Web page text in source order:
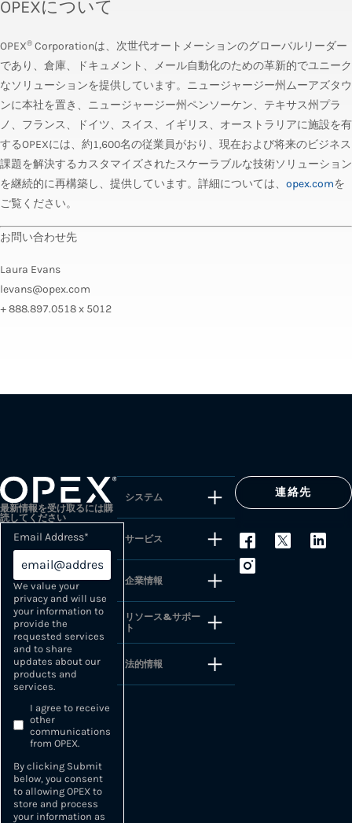
OPEXについて
OPEX® Corporationは、次世代オートメーションのグローバルリーダー
であり、倉庫、ドキュメント、メール自動化のための革新的でユニーク
なソリューションを提供しています。ニュージャージー州ムーアズタウ
ンに本社を置き、ニュージャージー州ペンソーケン、テキサス州プラ
ノ、フランス、ドイツ、スイス、イギリス、オーストラリアに施設を有
するOPEXには、約1,600名の従業員がおり、現在および将来のビジネス
課題を解決するカスタマイズされたスケーラブルな技術ソリューション
を継続的に再構築し、提供しています。詳細については、 opex.comを
ご覧ください。
お問い合わせ先
Laura Evans
levans@opex.com
+ 888.897.0518 x 5012
最新情報を受け取るには購
読してください
Email Address*
We value your
privacy and will use
your information to
provide the
requested services
and to share
updates about our
products and
services.
I agree to receive
other
communications
from OPEX.
By clicking Submit
below, you consent
to allowing OPEX to
store and process
your information as
システム
サービス
企業情報
リソース&サポー
ト
法的情報
連絡先